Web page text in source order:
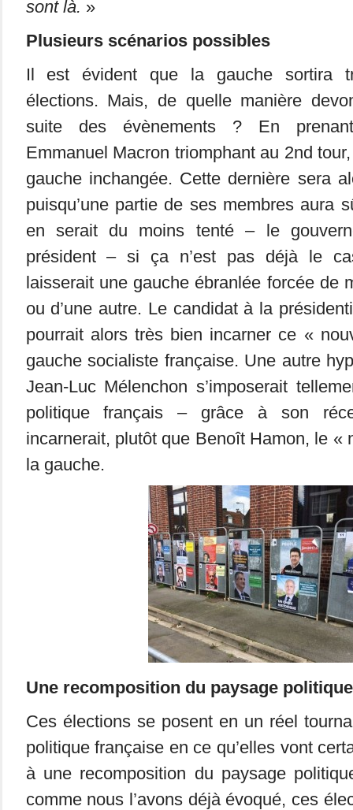
sont là. »
Plusieurs scénarios possibles
Il est évident que la gauche sortira
élections. Mais, de quelle manière
suite des évènements ? En prenant
Emmanuel Macron triomphant au 2nd
gauche inchangée. Cette dernière sera
puisqu’une partie de ses membres aura
en serait du moins tenté – le
président – si ça n’est pas déjà le
laisserait une gauche ébranlée forcée de
ou d’une autre. Le candidat à la
pourrait alors très bien incarner ce «
gauche socialiste française. Une autre
Jean-Luc Mélenchon s’imposerait
politique français – grâce à son
incarnerait, plutôt que Benoît Hamon, le «
la gauche.
Une recomposition du paysage
Ces élections se posent en un réel
politique française en ce qu’elles vont
à une recomposition du paysage
comme nous l’avons déjà évoqué, ces